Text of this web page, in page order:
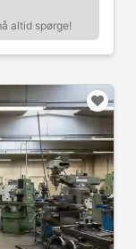
altid spørge!